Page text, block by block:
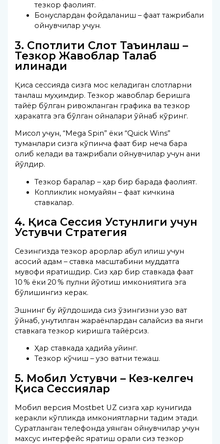
тезкор фаолият.
Бонуслардан фойдаланиш – фақат тажрибали
ойнувчилар учун.
3. Спотлити Слот Таъинлаш –
Тезкор Жавоблар Талаб
қилинади
Қисқа сессияда сизга мос келадиган слотларни
танлаш муҳимдир. Тезкор жавоблар беришга
тайёр бўлган ривожланган графика ва тезкор
ҳаракатга эга бўлган ойналари ўйнаб кўринг.
Мисол учун, “Mega Spin” ёки “Quick Wins”
туманлари сизга кўпинча фақат бир неча барақ
олиб келади ва тажрибали ойнувчилар учун аниқ
йўлдир.
Тезкор барақлар – ҳар бир барақда фаолият.
Копликлик номуайян – фақат кичкина
ставкалар.
4. Қисқа Сессия Устунлиги учун
Устувчи Стратегия
Сезингизда тезкор қарорлар қабул қилиш учун
асосий қадам – ставка масштабини муддатга
мувофиқ яратишдир. Сиз ҳар бир ставкада фақат
10 % ёки 20 % пулни йўқотиш имкониятига эга
бўлишингиз керак.
Эшнинг бу йўлдошида сиз ўзингизни узоқ вақт
ўйнаб, унутилган жараёнлардан сақлайсиз ва янги
ставкага тезкор киришга тайёрсиз.
Ҳар ставкада ҳадийа қуйинг.
Тезкор кўчиш – узоқ вақтни тежаш.
5. Мобил Устувчи – Кез-келгеч
Қисқа Сессиялар
Мобил версия Mostbet UZ сизга ҳар кунигида
керакли кўпликда имкониятларни тақдим этади.
Суратланган телефонда уянган ойнувчилар учун
махсус интерфейс яратиш орқали сиз тезкор